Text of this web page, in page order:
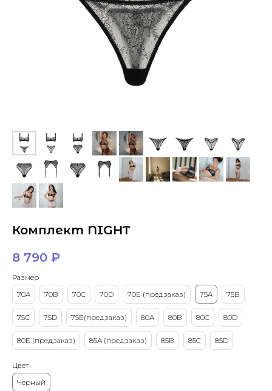
Комплект NIGHT
8 790 ₽
Размер
70A
70B 70C 70D 70Е (предзаказ) 75A 75B
75C 75D 75Е(предзаказ) 80A 80B 80C 80D
80Е (предзаказ) 85A (предзаказ) 85B 85C 85D
Цвет
Черный